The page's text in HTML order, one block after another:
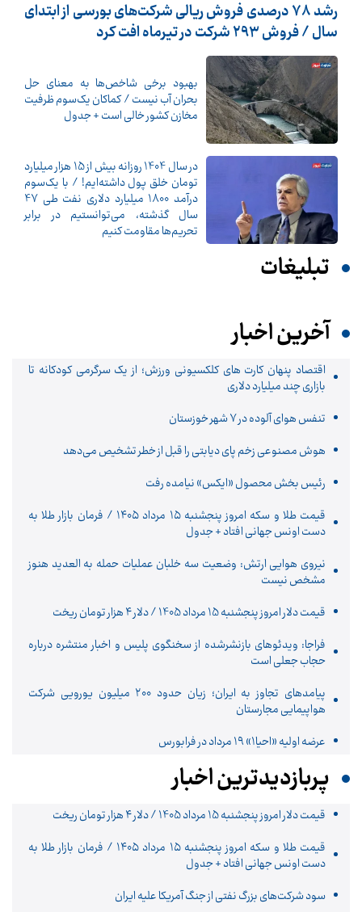
رشد 78 درصدی فروش ریالی شرکت‌های بورسی از ابتدای
سال / فروش 293 شرکت در تیرماه افت کرد
بهبود برخی شاخص‌ها به معنای حل
بحران آب نیست / کماکان یک‌سوم ظرفیت
مخازن کشور خالی است + جدول
در سال 1404 روزانه بیش از 15 هزار میلیارد
تومان خلق پول داشته‌ایم! / با یک‌سوم
درآمد 1800 میلیارد دلاری نفت طی 47
سال گذشته، می‌توانستیم در برابر
تحریم‌ها مقاومت کنیم
تبلیغات
آخرین اخبار
اقتصاد پنهان کارت های کلکسیونی ورزش؛ از یک سرگرمی کودکانه تا
بازاری چند میلیارد دلاری
تنفس هوای آلوده در ۷ شهر خوزستان
هوش مصنوعی زخم پای دیابتی را قبل از خطر تشخیص می‌دهد
رئیس بخش محصول «ایکس» نیامده رفت
قیمت طلا و سکه امروز پنجشنبه ۱۵ مرداد ۱۴۰۵ / فرمان بازار طلا به
دست اونس جهانی افتاد + جدول
نیروی هوایی ارتش: وضعیت سه خلبان عملیات حمله به العدید هنوز
مشخص نیست
قیمت دلار امروز پنجشنبه 15 مرداد 1405 / دلار ۴ هزار تومان ریخت
فراجا: ویدئوهای بازنشرشده از سخنگوی پلیس و اخبار منتشره درباره
حجاب جعلی است
پیامدهای تجاوز به ایران؛ زیان حدود ۲۰۰ میلیون یورویی شرکت
هواپیمایی مجارستان
عرضه اولیه «احیا۱» ۱۹ مرداد در فرابورس
پربازدیدترین اخبار
قیمت دلار امروز پنجشنبه 15 مرداد 1405 / دلار ۴ هزار تومان ریخت
قیمت طلا و سکه امروز پنجشنبه ۱۵ مرداد ۱۴۰۵ / فرمان بازار طلا به
دست اونس جهانی افتاد + جدول
سود شرکت‌های بزرگ نفتی از جنگ آمریکا علیه ایران